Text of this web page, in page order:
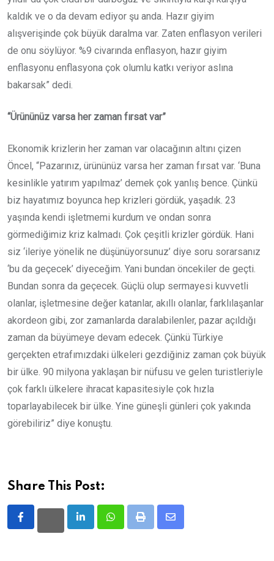
kaldık ve o da devam ediyor şu anda. Hazır giyim
alışverişinde çok büyük daralma var. Zaten enflasyon verileri
de onu söylüyor. %9 civarında enflasyon, hazır giyim
enflasyonu enflasyona çok olumlu katkı veriyor aslına
bakarsak” dedi.
“Ürününüz varsa her zaman fırsat var”
Ekonomik krizlerin her zaman var olacağının altını çizen
Öncel, “Pazarınız, ürününüz varsa her zaman fırsat var. ‘Buna
kesinlikle yatırım yapılmaz’ demek çok yanlış bence. Çünkü
biz hayatımız boyunca hep krizleri gördük, yaşadık. 23
yaşında kendi işletmemi kurdum ve ondan sonra
görmediğimiz kriz kalmadı. Çok çeşitli krizler gördük. Hani
siz ‘ileriye yönelik ne düşünüyorsunuz’ diye soru sorarsanız
‘bu da geçecek’ diyeceğim. Yani bundan öncekiler de geçti.
Bundan sonra da geçecek. Güçlü olup sermayesi kuvvetli
olanlar, işletmesine değer katanlar, akıllı olanlar, farklılaşanlar
akordeon gibi, zor zamanlarda daralabilenler, pazar açıldığı
zaman da büyümeye devam edecek. Çünkü Türkiye
gerçekten etrafımızdaki ülkeleri gezdiğiniz zaman çok büyük
bir ülke. 90 milyona yaklaşan bir nüfusu ve gelen turistleriyle
çok farklı ülkelere ihracat kapasitesiyle çok hızla
toparlayabilecek bir ülke. Yine güneşli günleri çok yakında
görebiliriz” diye konuştu.
Share This Post:
LinkedInWhatsappPrint
Share